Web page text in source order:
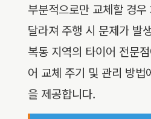
부분적으로만 교체할 경
달라져 주행 시 문제가 발
복동 지역의 타이어 전문
어 교체 주기 및 관리 방법
을 제공합니다.